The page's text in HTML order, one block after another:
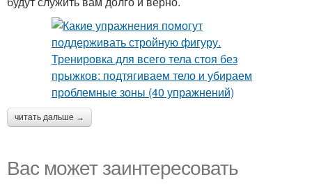
читать дальше →
Вас может заинтересовать